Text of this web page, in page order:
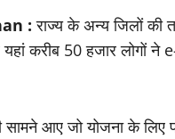
: राज्य के अन्य जिलों की
करीब 50 हजार लोगों
आए जो योजना के लिए